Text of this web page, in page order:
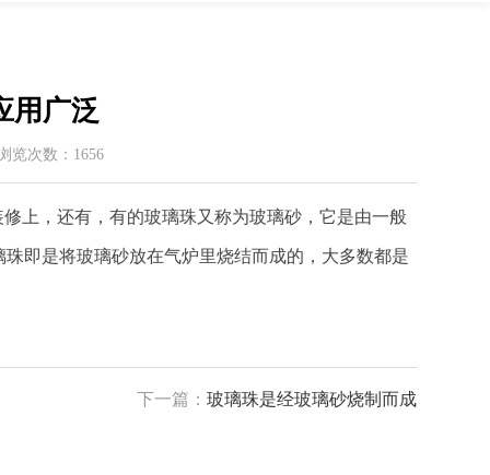
用广泛
览次数：1656
上，还有，有的玻璃珠又称为玻璃砂，它是由一般
即是将玻璃砂放在气炉里烧结而成的，大多数都是
下一篇： 玻璃珠是经玻璃砂烧制而成